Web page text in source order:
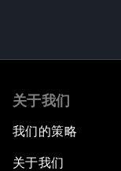
关于我们
我们的策略
关于我们